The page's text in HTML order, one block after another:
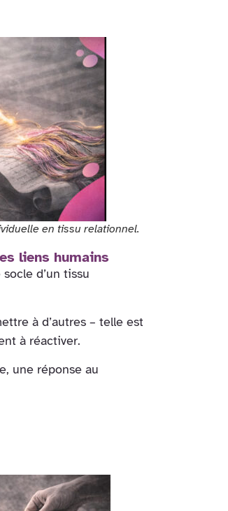
en tissu relationnel.
liens humains
d’un tissu
à d’autres – telle est
à réactiver.
une réponse au